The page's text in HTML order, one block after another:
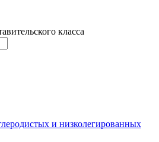
класса
и низколегированных